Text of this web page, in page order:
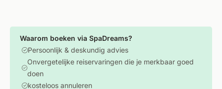
Waarom boeken via SpaDreams?
Persoonlijk & deskundig advies
Onvergetelijke reiservaringen die je merkbaar goed
doen
kosteloos annuleren